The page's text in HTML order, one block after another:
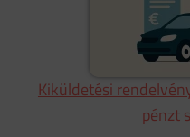
Kiküldetési
pénzt